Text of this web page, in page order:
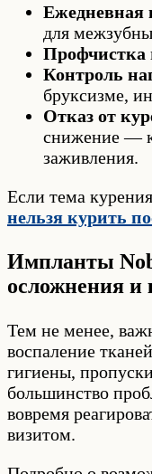
Ежедневная
для
Профчистка
Контроль
бруксизме,
Отказ от
снижение —
заживления.
Если тема
нельзя курить
Импланты
осложнения и
Тем не менее,
воспаление
гигиены,
большинство
вовремя
визитом.